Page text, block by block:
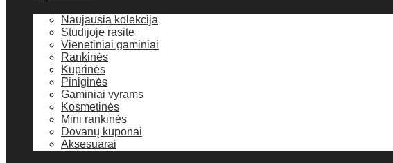
Naujausia kolekcija
Studijoje rasite
Vienetiniai gaminiai
Rankinės
Kuprinės
Piniginės
Gaminiai vyrams
Kosmetinės
Mini rankinės
Dovanų kuponai
Aksesuarai